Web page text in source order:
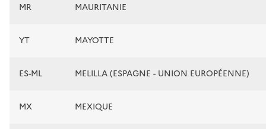
MR MAURITANIE
YT MAYOTTE
ES-ML MELILLA (ESPAGNE - UNION EUROPÉENNE)
MX MEXIQUE